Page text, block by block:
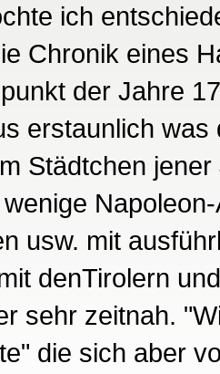
ich
Chronik eines
der Jahre
erstaunlich
Städtchen
usw. mit
denTirolern
sehr zeitnah.
die sich aber